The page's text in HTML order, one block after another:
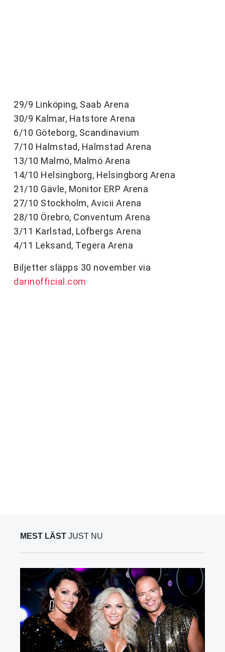
29/9 Linköping, Saab Arena
30/9 Kalmar, Hatstore Arena
6/10 Göteborg, Scandinavium
7/10 Halmstad, Halmstad Arena
13/10 Malmö, Malmö Arena
14/10 Helsingborg, Helsingborg Arena
21/10 Gävle, Monitor ERP Arena
27/10 Stockholm, Avicii Arena
28/10 Örebro, Conventum Arena
3/11 Karlstad, Löfbergs Arena
4/11 Leksand, Tegera Arena
Biljetter släpps 30 november via
darinofficial.com
MEST LÄST JUST NU